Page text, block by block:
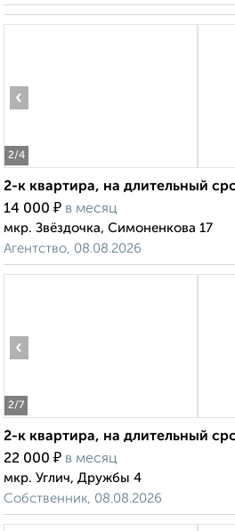
2/4
‹
2-к квартира, на длительный
14 000 ₽ в месяц
мкр. Звёздочка, Симоненкова 17
Агентство, 08.08.2026
2/7
‹
2-к квартира, на длительный
22 000 ₽ в месяц
мкр. Углич, Дружбы 4
Собственник, 08.08.2026